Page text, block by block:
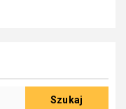
Szukaj